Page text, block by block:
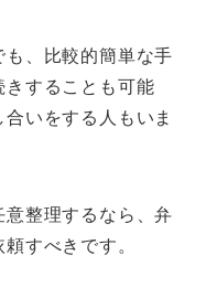
、比較的簡単な手
することも可能
いをする人もいま
意整理するなら、弁
すべきです。